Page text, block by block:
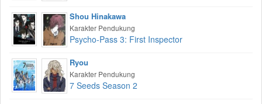
Shou Hinakawa
Karakter Pendukung
Psycho-Pass 3: First Inspector
Ryou
Karakter Pendukung
7 Seeds Season 2